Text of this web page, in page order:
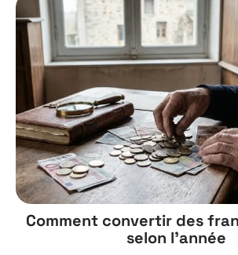
Comment convertir des
selon l’année